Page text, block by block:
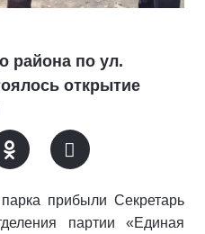
района по ул.
открытие
прибыли Секретарь
партии «Единая